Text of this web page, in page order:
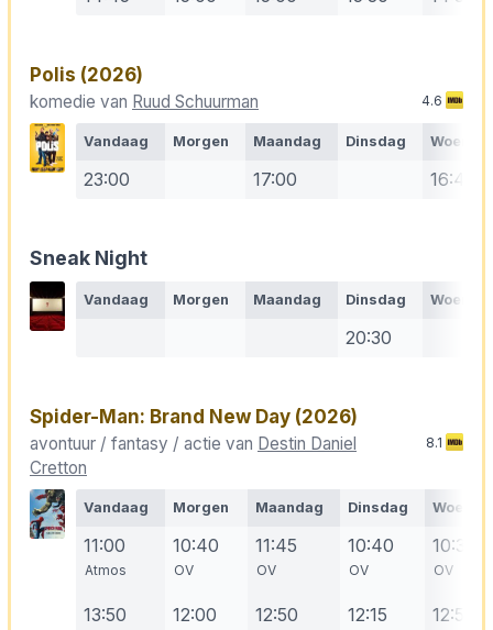
Polis (2026)
komedie van Ruud Schuurman 4.6
Vandaag Morgen Maandag Dinsdag
23:00 17:00 16:40
Sneak Night
Vandaag Morgen Maandag Dinsdag
20:30
Spider-Man: Brand New Day (2026)
avontuur / fantasy / actie van Destin Daniel
Cretton
8.1
Vandaag Morgen Maandag Dinsdag
11:00
Atmos
13:50
10:40
OV
12:00
11:45
OV
12:50
10:40
OV
12:15
10:30
OV
12:50